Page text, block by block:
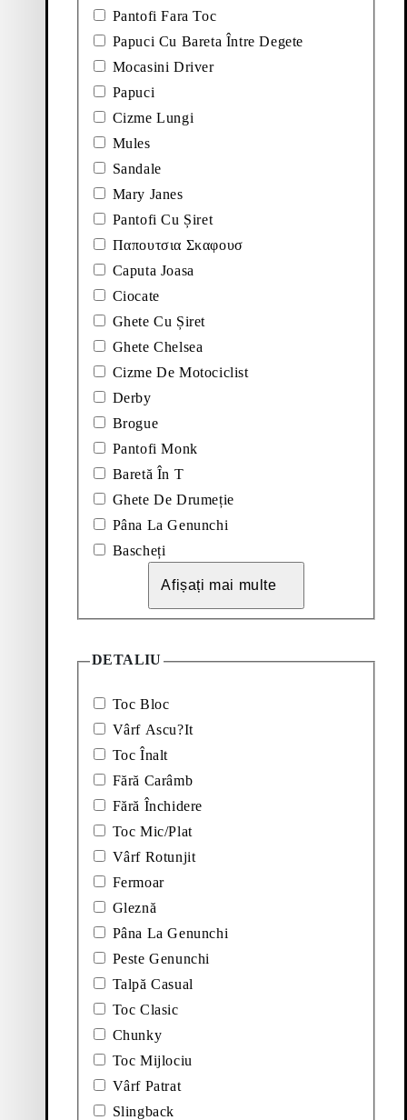
(Roşu Închis, Piele Polido)
Livia Cizme Lungi
Noutate
Preț:
260€
Negru, Piele
Adăugați la favorite: LIVIA CIZME LUNGI
Aleya Balerini
Preț:
140€
Maro Închis, Hair-On-Leather
(Negru, Piele)
New Edition
Maro, Degradé
Adăugați la favorite: ELVINA BOTINE (Maro,
(Bej, Piele Întoarsa)
Brandi Mocasini
Noutate
Preț:
150€
Adăugați la favorite: BRANDI MOCASINI (Bej,
Pantofi Fara Toc
Papuci Cu Bareta Între Degete
Mocasini Driver
Papuci
Cizme Lungi
Mules
Sandale
Mary Janes
Pantofi Cu Șiret
Παπουτσια Σκαφουσ
Caputa Joasa
Ciocate
Ghete Cu Șiret
Ghete Chelsea
Cizme De Motociclist
Derby
Brogue
Pantofi Monk
Baretă În T
Ghete De Drumeție
Pâna La Genunchi
Bascheți
Afișați mai multe
DETALIU
Toc Bloc
Vârf Ascu?It
Toc Înalt
Fără Carâmb
Fără Închidere
Toc Mic/Plat
Vârf Rotunjit
Fermoar
Gleznă
Pâna La Genunchi
Peste Genunchi
Talpă Casual
Toc Clasic
Chunky
Toc Mijlociu
Vârf Patrat
Slingback